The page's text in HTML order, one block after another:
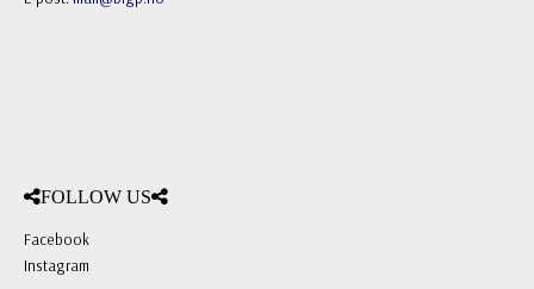
FOLLOW US
Facebook
Instagram